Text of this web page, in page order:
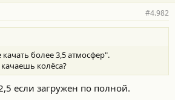
#4.982
более 3,5 атмосфер".
колёса?
если загружен по полной.